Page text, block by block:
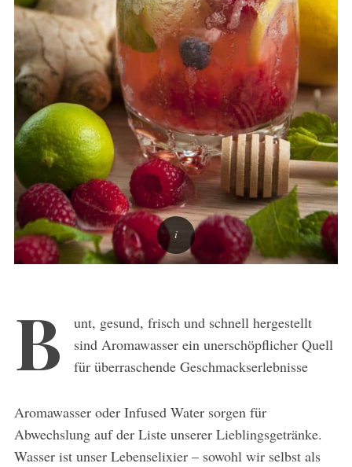
B
unt, gesund, frisch und schnell hergestellt
sind Aromawasser ein unerschöpflicher Quell
für überraschende Geschmackserlebnisse
Aromawasser oder Infused Water sorgen für
Abwechslung auf der Liste unserer Lieblingsgetränke.
Wasser ist unser Lebenselixier – sowohl wir selbst als